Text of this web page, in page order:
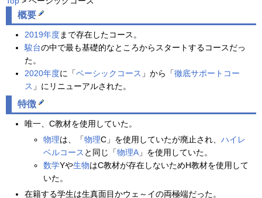
概要
2019年度まで存在したコース。
駿台の中で最も基礎的なところからスタートするコースだっ
た。
2020年度に「ベーシックコース 」から「徹底サポートコー
ス 」にリニューアルされた。
特徴
唯一、C教材を使用していた。
物理は、「物理C」を使用していたが廃止され、 ハイレ
ベルコース と同じ「物理A 」を使用していた。
数学Yや生物はC教材が存在しないためH教材を使用して
いた。
在籍する学生は生真面目かウェ～イの両極端だった。